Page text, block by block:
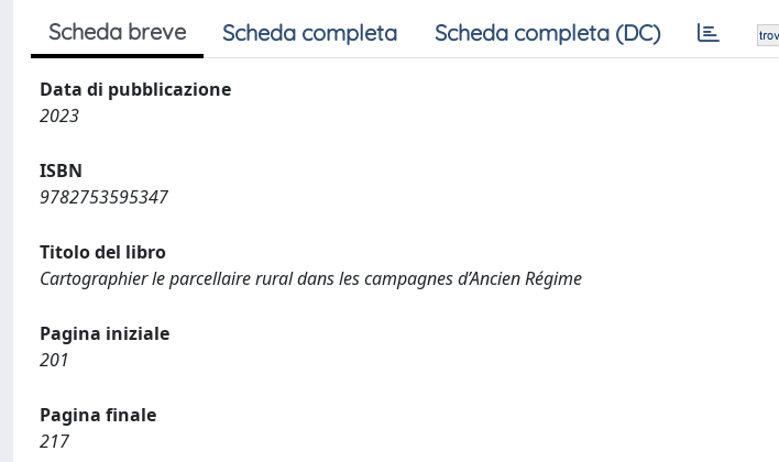
Scheda breve Scheda completa Scheda completa (DC)
Data di pubblicazione
2023
ISBN
9782753595347
Titolo del libro
Cartographier le parcellaire rural dans les campagnes d’Ancien Régime
Pagina iniziale
201
Pagina finale
217